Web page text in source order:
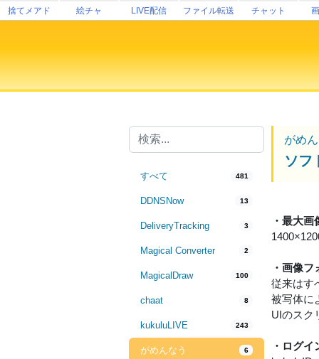
捨てメアド 絵チャ LIVE配信 ファイル転送 チャット
すべて 481
DDNSNow 13
DeliveryTracking 3
Magical Converter 2
MagicalDraw 100
chaat 8
kukuluLIVE 243
がめんなう 6
がめ
ソフ
・最大
・画像
従来はす
被写体に
UIのスク
・ログ